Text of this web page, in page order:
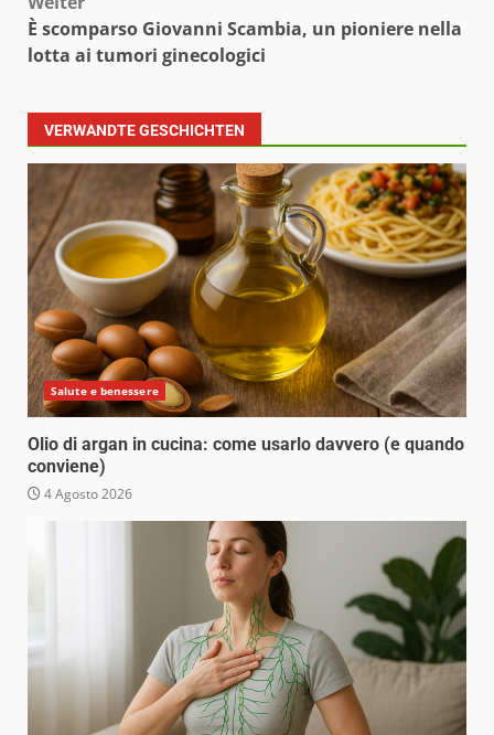
È scomparso Giovanni Scambia, un pioniere nella
lotta ai tumori ginecologici
VERWANDTE GESCHICHTEN
Salute e benessere
Olio di argan in cucina: come usarlo davvero (e quando
conviene)
4 Agosto 2026